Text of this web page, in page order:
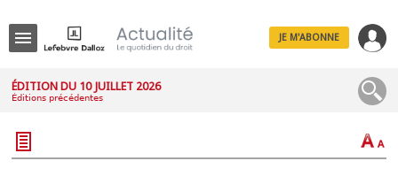
JE M'ABONNE
ÉDITION DU 10 JUILLET 2026
Éditions précédentes